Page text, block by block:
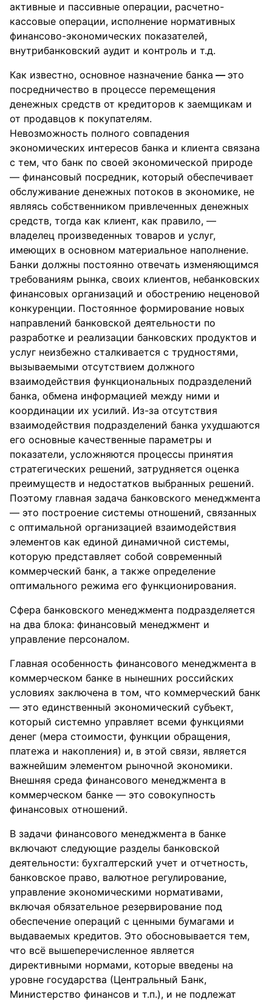
активные и пассивные операции, расчетно-
кассовые операции, исполнение нормативных
финансово-экономических показателей,
внутрибанковский аудит и контроль и т.д.
Как известно, основное назначение банка — это
посредничество в процессе перемещения
денежных средств от кредиторов к заемщикам и
от продавцов к покупателям.
Невозможность полного совпадения
экономических интересов банка и клиента связана
с тем, что банк по своей экономической природе
— финансовый посредник, который обеспечивает
обслуживание денежных потоков в экономике, не
являясь собственником привлеченных денежных
средств, тогда как клиент, как правило, —
владелец произведенных товаров и услуг,
имеющих в основном материальное наполнение.
Банки должны постоянно отвечать изменяющимся
требованиям рынка, своих клиентов, небанковских
финансовых организаций и обострению неценовой
конкуренции. Постоянное формирование новых
направлений банковской деятельности по
разработке и реализации банковских продуктов и
услуг неизбежно сталкивается с трудностями,
вызываемыми отсутствием должного
взаимодействия функциональных подразделений
банка, обмена информацией между ними и
координации их усилий. Из-за отсутствия
взаимодействия подразделений банка ухудшаются
его основные качественные параметры и
показатели, усложняются процессы принятия
стратегических решений, затрудняется оценка
преимуществ и недостатков выбранных решений.
Поэтому главная задача банковского менеджмента
— это построение системы отношений, связанных
с оптимальной организацией взаимодействия
элементов как единой динамичной системы,
которую представляет собой современный
коммерческий банк, а также определение
оптимального режима его функционирования.
Сфера банковского менеджмента подразделяется
на два блока: финансовый менеджмент и
управление персоналом.
Главная особенность финансового менеджмента в
коммерческом банке в нынешних российских
условиях заключена в том, что коммерческий банк
— это единственный экономический субъект,
который системно управляет всеми функциями
денег (мера стоимости, функции обращения,
платежа и накопления) и, в этой связи, является
важнейшим элементом рыночной экономики.
Внешняя среда финансового менеджмента в
коммерческом банке — это совокупность
финансовых отношений.
В задачи финансового менеджмента в банке
включают следующие разделы банковской
деятельности: бухгалтерский учет и отчетность,
банковское право, валютное регулирование,
управление экономическими нормативами,
включая обязательное резервирование под
обеспечение операций с ценными бумагами и
выдаваемых кредитов. Это обосновывается тем,
что всё вышеперечисленное является
директивными нормами, которые введены на
уровне государства (Центральный Банк,
Министерство финансов и т.п.), и не подлежат